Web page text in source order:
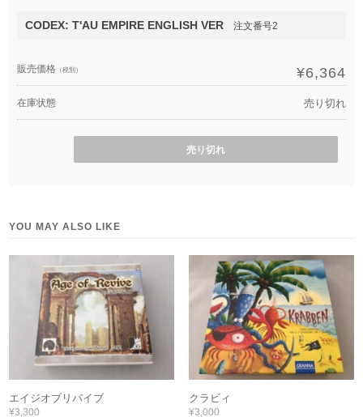
CODEX: T'AU EMPIRE ENGLISH VER 注文番号2
販売価格 （税別） ¥6,364
在庫状態 売り切れ
売り切れ
YOU MAY ALSO LIKE
エイジオブリバイブ
¥3,300
クラビィ
¥3,000